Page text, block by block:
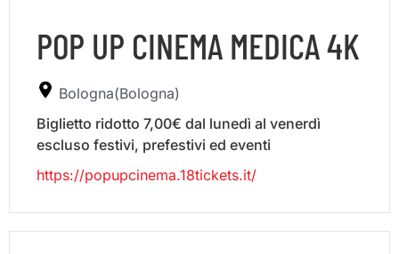
POP UP CINEMA MEDICA 4K
Bologna(Bologna)
Biglietto ridotto 7,00€ dal lunedì al venerdì
escluso festivi, prefestivi ed eventi
https://popupcinema.18tickets.it/